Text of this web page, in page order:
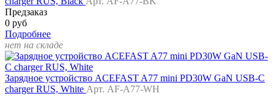
Предзаказ
0 руб
Подробнее
нет на складе
Зарядное устройство ACEFAST A77 mini PD30W GaN USB-C
charger RUS, White Арт. AF-A77-WH